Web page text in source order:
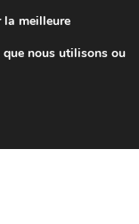
7 EUR
h à 16 h
meilleure
nous utilisons ou